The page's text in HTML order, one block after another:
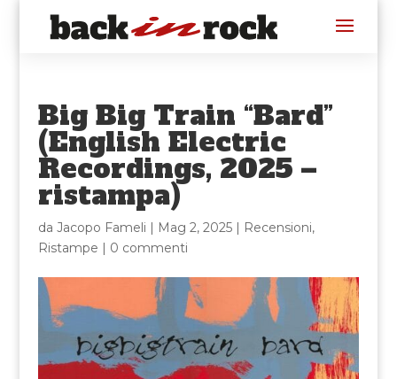
Big Big Train “Bard”
(English Electric
Recordings, 2025 –
ristampa)
da Jacopo Fameli | Mag 2, 2025| Recensioni,
Ristampe | 0 commenti